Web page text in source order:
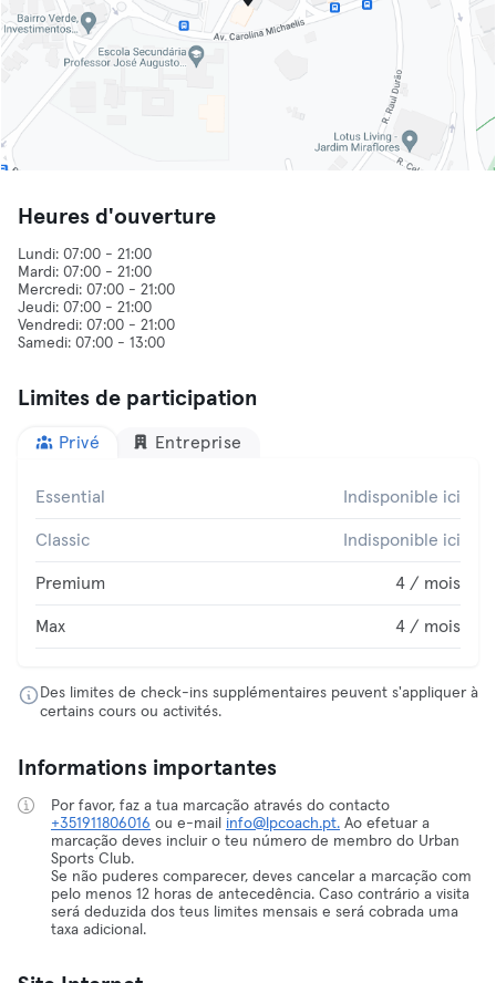
Heures d'ouverture
Lundi: 07:00 - 21:00
Mardi: 07:00 - 21:00
Mercredi: 07:00 - 21:00
Jeudi: 07:00 - 21:00
Vendredi: 07:00 - 21:00
Limites de participation
Privé Entreprise
Essential Indisponible ici
Classic Indisponible ici
Premium 4 / mois
Max 4 / mois
Des limites de check-ins supplémentaires peuvent s'appliquer à
certains cours ou activités.
Informations importantes
Por favor, faz a tua marcação através do contacto
+351911806016 ou e-mail info@lpcoach.pt. Ao efetuar a
marcação deves incluir o teu número de membro do Urban
Sports Club.
Se não puderes comparecer, deves cancelar a marcação com
pelo menos 12 horas de antecedência. Caso contrário a visita
será deduzida dos teus limites mensais e será cobrada uma
taxa adicional.